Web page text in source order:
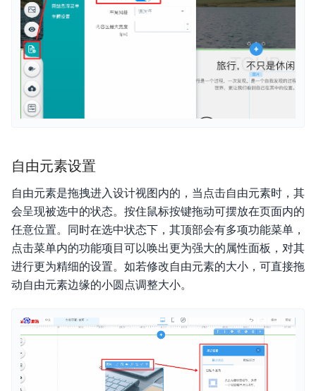
自由元素设置
自由元素是拖拽进入设计视图内的，当点击自由元素时，其
会呈现被选中的状态。按住鼠标按键拖动可摆放在页面内的
任意位置。同时在选中状态下，其顶部会有多项功能菜单，
点击菜单内的功能项目可以唤出更为强大的属性面板，对其
进行更为精细的设置。如若修改自由元素的大小，可直接拖
动自由元素边缘的小圆点调整大小。